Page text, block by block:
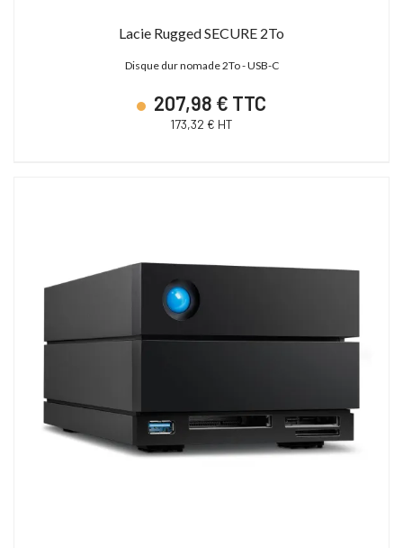
Lacie Rugged SECURE 2To
Disque dur nomade 2To - USB-C
207,98 € TTC
173,32 € HT